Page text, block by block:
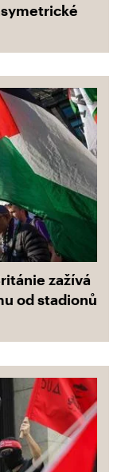
zažívá
od stadionů